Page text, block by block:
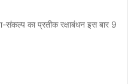
संकल्प का प्रतीक रक्षाबंधन इस बार 9